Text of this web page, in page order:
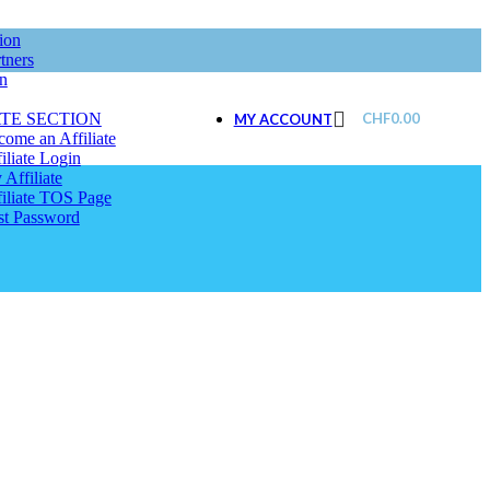
SECTION
an Affiliate
Login
Affiliate
TOS Page
Password
MY ACCOUNT CHF0.00